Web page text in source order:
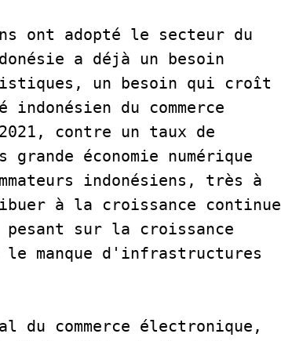
ont adopté le secteur du
a déjà un besoin
un besoin qui croît
du commerce
contre un taux de
économie numérique
indonésiens, très à
à la croissance continue
sur la croissance
le manque d'infrastructures
du commerce électronique,